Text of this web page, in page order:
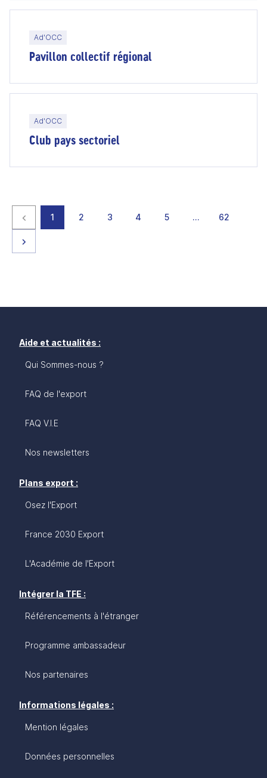
Ad'OCC
Pavillon collectif régional
Ad'OCC
Club pays sectoriel
Page précédente
page
1 page
2 page
3 page
4 page
5 … page
62
Aide et actualités :
Qui Sommes-nous ?
FAQ de l'export
FAQ V.I.E
Nos newsletters
Plans export :
Osez l'Export
France 2030 Export
L'Académie de l'Export
Intégrer la TFE :
Référencements à l'étranger
Programme ambassadeur
Nos partenaires
Informations légales :
Mention légales
Données personnelles